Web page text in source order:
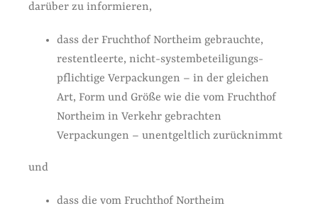
darüber zu informieren,
dass der Fruchthof Northeim gebrauchte,
restentleerte, nicht-system­beteiligungs­
pflichtige Verpackungen – in der gleichen
Art, Form und Größe wie die vom Fruchthof
Northeim in Verkehr gebrachten
Verpackungen – unentgeltlich zurücknimmt
und
dass die vom Fruchthof Northeim